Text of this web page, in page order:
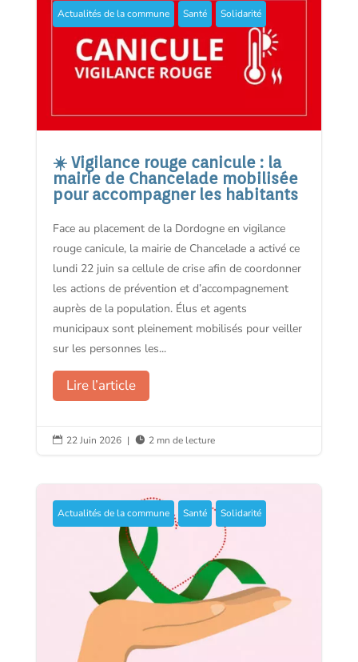
Actualités de la commune Santé Solidarité
☀️ Vigilance rouge canicule : la
mairie de Chancelade mobilisée
pour accompagner les habitants
Face au placement de la Dordogne en vigilance
rouge canicule, la mairie de Chancelade a activé ce
lundi 22 juin sa cellule de crise afin de coordonner
les actions de prévention et d’accompagnement
auprès de la population. Élus et agents
municipaux sont pleinement mobilisés pour veiller
sur les personnes les...
Lire l’article
 22 Juin 2026 |  2 mn de lecture
Actualités de la commune Santé Solidarité